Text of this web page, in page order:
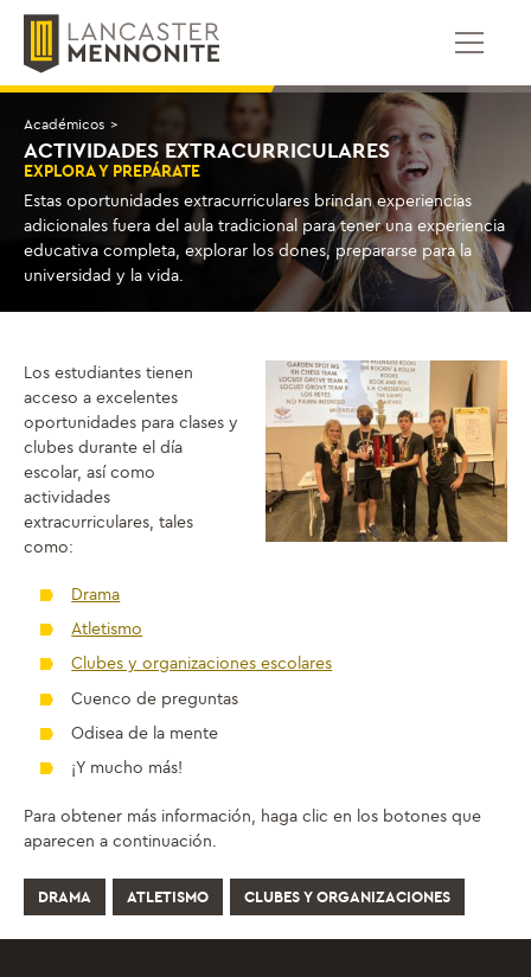
Saltar
contenido
Académicos >
ACTIVIDADES EXTRACURRICULARES
EXPLORA Y PREPÁRATE
Estas oportunidades extracurriculares brindan experiencias
adicionales fuera del aula tradicional para tener una experiencia
educativa completa, explorar los dones, prepararse para la
universidad y la vida.
Los estudiantes tienen
acceso a excelentes
oportunidades para clases y
clubes durante el día
escolar, así como
actividades
extracurriculares, tales
como:
Drama
Atletismo
Clubes y organizaciones escolares
Cuenco de preguntas
Odisea de la mente
¡Y mucho más!
Para obtener más información, haga clic en los botones que
aparecen a continuación.
DRAMA ATLETISMO CLUBES Y ORGANIZACIONES